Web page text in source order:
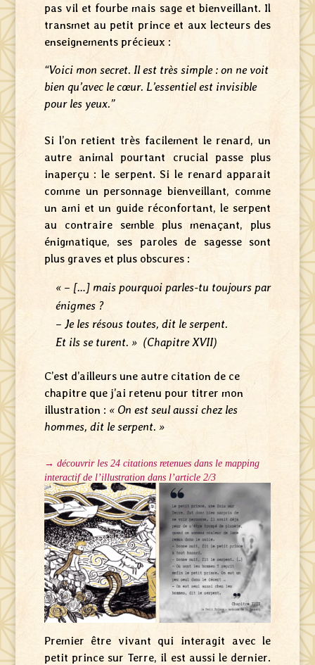
pas vil et fourbe mais sage et bienveillant. Il
transmet au petit prince et aux lecteurs des
enseignements précieux :
“Voici mon secret. Il est très simple : on ne voit
bien qu’avec le cœur. L’essentiel est invisible
pour les yeux.”
Si l’on retient très facilement le renard, un
autre animal pourtant crucial passe plus
inaperçu : le serpent. Si le renard apparait
comme un personnage bienveillant, comme
un ami et un guide réconfortant, le serpent
au contraire semble plus menaçant, plus
énigmatique, ses paroles de sagesse sont
plus graves et plus obscures :
« – […] mais pourquoi parles-tu toujours par
énigmes ?
– Je les résous toutes, dit le serpent.
Et ils se turent. » (Chapitre XVII)
C’est d’ailleurs une autre citation de ce
chapitre que j’ai retenu pour titrer mon
illustration : « On est seul aussi chez les
hommes, dit le serpent. »
→ découvrir les 24 citations retenues dans le mapping
interactif de l’illustration dans l’article 2/3
Premier être vivant qui interagit avec le
petit prince sur Terre, il est aussi le dernier.